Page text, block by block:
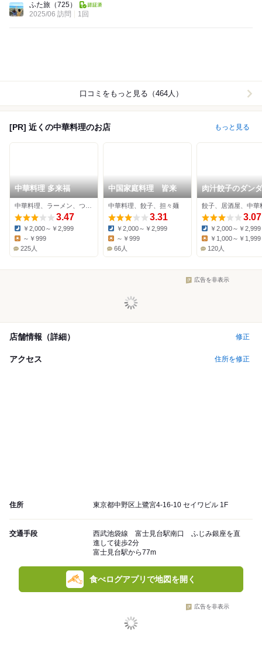
ふた旅 （725）
2025/06 訪問
1回
口コミをもっと見る（464人）
[PR] 近くの中華料理のお店 もっと見る
中華料理 多来福
3.47
Dinner:
￥2,000～￥2,999
～￥999
225人
中国家庭料理 皆来
中華料理、餃子、担々麺
3.31
Dinner:
￥2,000～￥2,999
Lunch:
～￥999
66人
肉汁餃子のダン
練馬店
餃子、居酒屋、中華
3.07
Dinner:
￥2,000～￥2,999
￥1,000～￥1,999
120人
広告を非表示
店舗情報（詳細） 修正
アクセス 住所を修正
住所 東京都中野区上鷺宮4-16-10 セイワビル 1F
交通手段
西武池袋線 富士見台駅南口 ふじみ銀座を直
進して徒歩2分
富士見台駅から77m
食べログアプリで地図を開く
広告を非表示